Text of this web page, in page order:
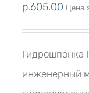
р.605.00 Цена
Гидрошпонка
инженерный